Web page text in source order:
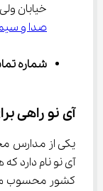
خیابان
صدا و
شماره
آی نو راهی
یکی از مدارس